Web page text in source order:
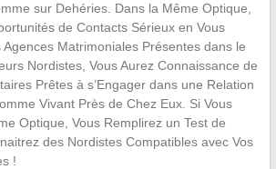
sur Dehéries. Dans la Même Optique,
de Contacts Sérieux en Vous
Matrimoniales Présentes dans le
Nordistes, Vous Aurez Connaissance de
Prêtes à s’Engager dans une Relation
Vivant Près de Chez Eux. Si Vous
Optique, Vous Remplirez un Test de
des Nordistes Compatibles avec Vos
!